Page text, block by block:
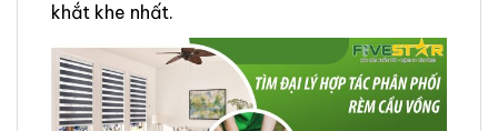
khắt khe nhất.